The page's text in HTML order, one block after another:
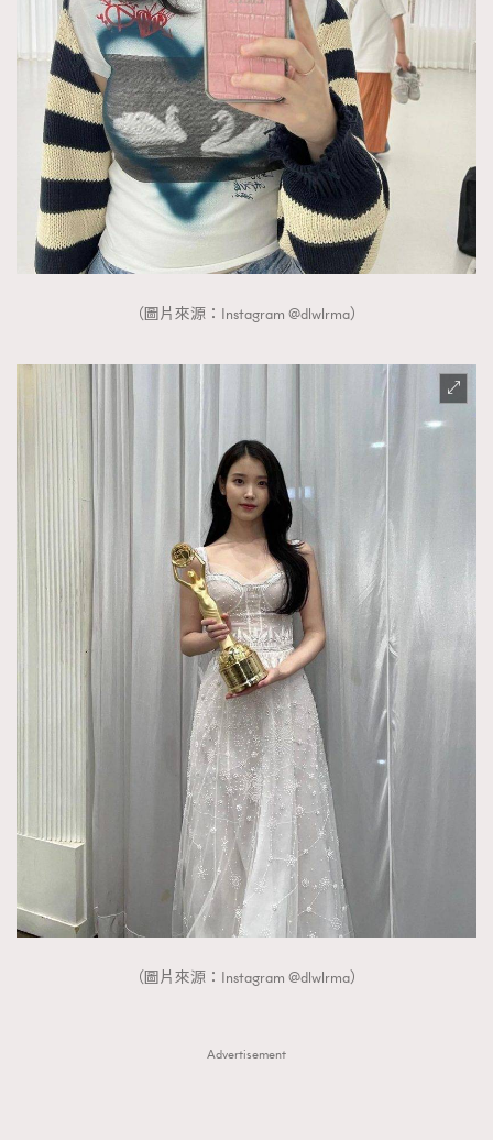
（圖片來源：Instagram @dlwlrma）
（圖片來源：Instagram @dlwlrma）
Advertisement